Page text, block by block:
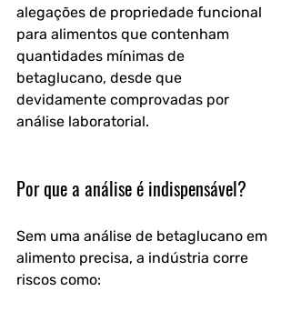
alegações de propriedade funcional
para alimentos que contenham
quantidades mínimas de
betaglucano, desde que
devidamente comprovadas por
análise laboratorial.
Por que a análise é indispensável?
Sem uma análise de betaglucano em
alimento precisa, a indústria corre
riscos como: